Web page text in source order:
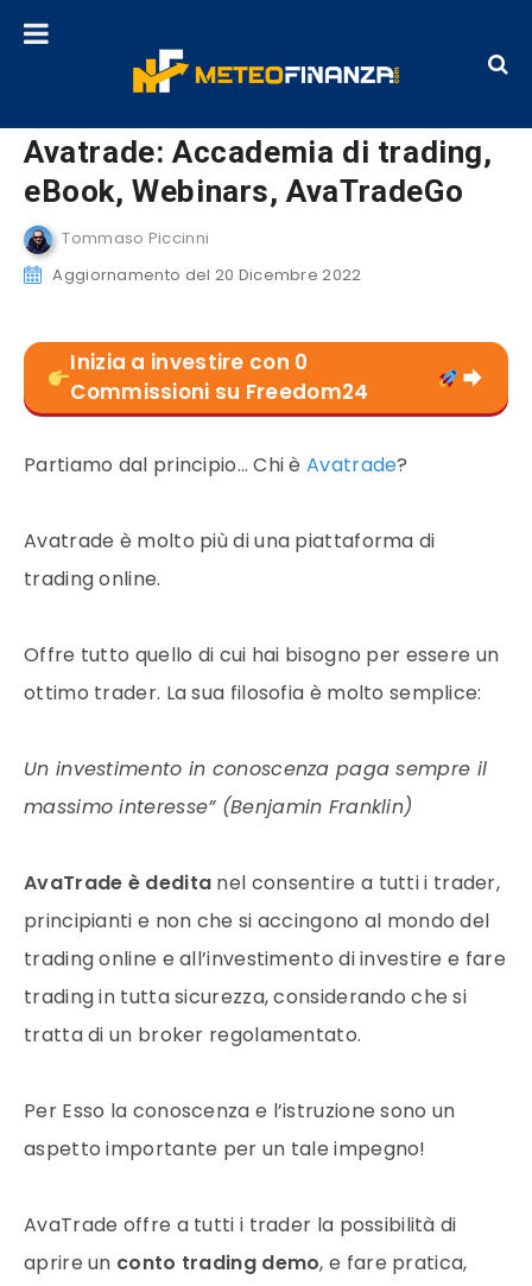
Avatrade: Accademia di trading,
eBook, Webinars, AvaTradeGo
Tommaso Piccinni
Aggiornamento del 20 Dicembre 2022
Inizia a investire con 0
Commissioni su Freedom24
Partiamo dal principio… Chi èAvatrade?
Avatrade è molto più di una piattaforma di
trading online.
Offre tutto quello di cui hai bisogno per essere un
ottimo trader. La sua filosofia è molto semplice:
Un investimento in conoscenza paga sempre il
massimo interesse” (Benjamin Franklin)
AvaTrade è dedita nel consentire a tutti i trader,
principianti e non che si accingono al mondo del
trading online e all’investimento di investire e fare
trading in tutta sicurezza, considerando che si
tratta di un broker regolamentato.
Per Esso la conoscenza e l’istruzione sono un
aspetto importante per un tale impegno!
AvaTrade offre a tutti i trader la possibilità di
aprire un conto trading demo, e fare pratica,